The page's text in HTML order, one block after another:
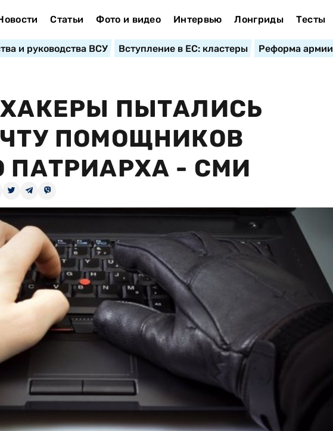
Статьи Фото и видео Интервью Лонгриды Тесты
и руководства ВСУ Вступление в ЕС: кластеры Реформа армии
ПЫТАЛИСЬ
ПОМОЩНИКОВ
ПАТРИАРХА - СМИ